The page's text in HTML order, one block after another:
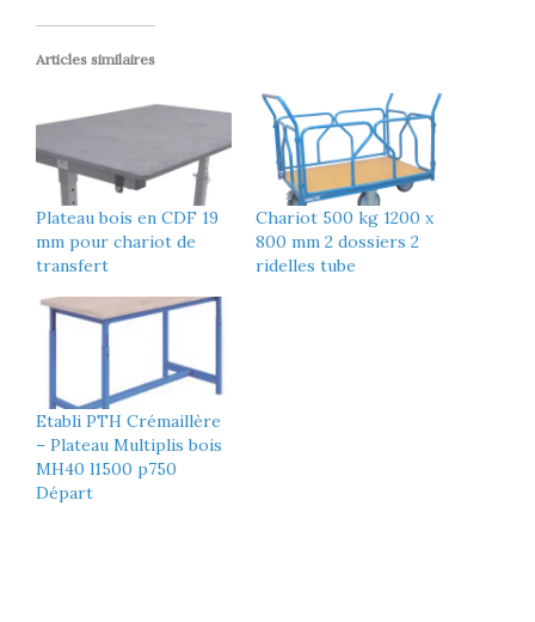
Articles similaires
Plateau bois en CDF 19
mm pour chariot de
transfert
Chariot 500 kg 1200 x
800 mm 2 dossiers 2
ridelles tube
Etabli PTH Crémaillère
– Plateau Multiplis bois
MH40 l1500 p750
Départ